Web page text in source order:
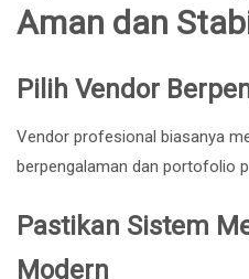
Aman dan
Pilih Vendor
Vendor profesional biasanya
berpengalaman dan portofolio
Pastikan Sistem
Modern